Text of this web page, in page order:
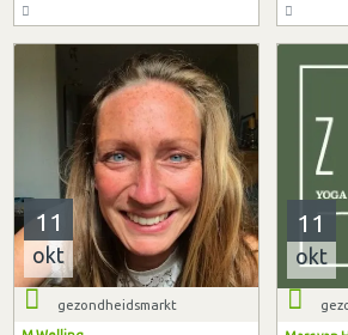
11
okt
gezondheidsmarkt
11
okt